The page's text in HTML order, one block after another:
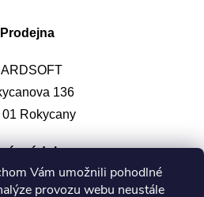
Vám umožnili pohodlné
provozu webu neustále
Prodejna
136
01 Rokycany
doba: